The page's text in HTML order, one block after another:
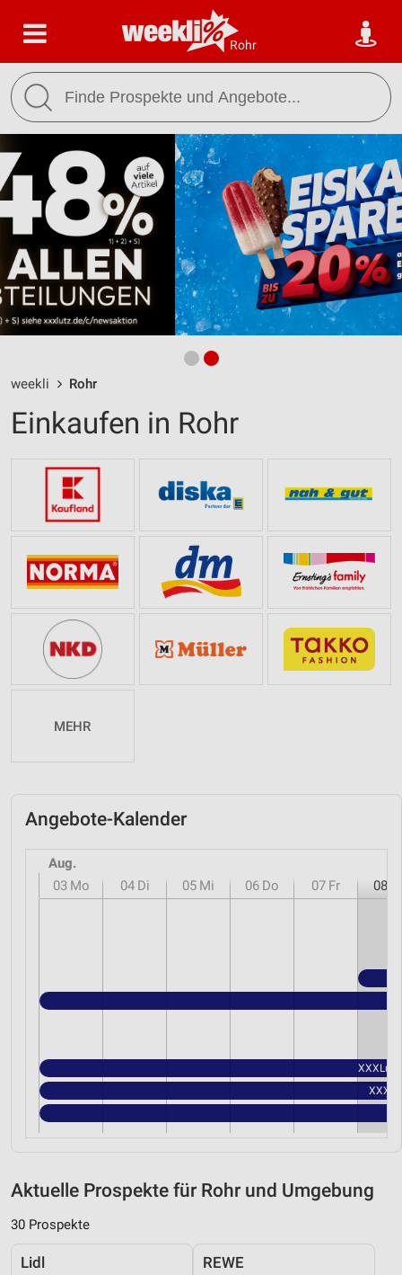
Rohr
weekli Rohr
Einkaufen in Rohr
MEHR
Angebote-Kalender
Aug.
03 Mo 04 Di 05 Mi 06 Do 07 Fr 08
XXXLutz
Aktuelle Prospekte für Rohr und Umgebung
30 Prospekte
Lidl REWE